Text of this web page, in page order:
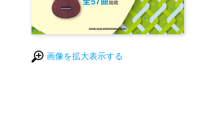
画像を拡大表示する